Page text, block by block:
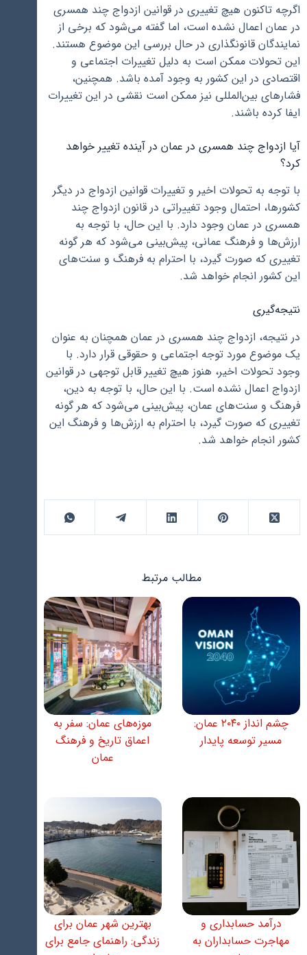
اگرچه تاکنون هیچ تغییری در قوانین ازدواج چند همسری
در عمان اعمال نشده است، اما گفته می‌شود که برخی از
نمایندگان قانونگذاری در حال بررسی این موضوع هستند.
این تحولات ممکن است به دلیل تغییرات اجتماعی و
اقتصادی در این کشور به وجود آمده باشد. همچنین،
فشارهای بین‌المللی نیز ممکن است نقشی در این تغییرات
ایفا کرده باشند.
آیا ازدواج چند همسری در عمان در آینده تغییر خواهد
کرد؟
با توجه به تحولات اخیر و تغییرات قوانین ازدواج در دیگر
کشورها، احتمال وجود تغییراتی در قانون ازدواج چند
همسری در عمان وجود دارد. با این حال، با توجه به
ارزش‌ها و فرهنگ عمانی، پیش‌بینی می‌شود که هر گونه
تغییری که صورت گیرد، با احترام به فرهنگ و سنت‌های
این کشور انجام خواهد شد.
نتیجه‌گیری
در نتیجه، ازدواج چند همسری در عمان همچنان به عنوان
یک موضوع مورد توجه اجتماعی و حقوقی قرار دارد. با
وجود تحولات اخیر، هنوز هیچ تغییر قابل توجهی در قوانین
ازدواج اعمال نشده است. با این حال، با توجه به دین،
فرهنگ و سنت‌های عمان، پیش‌بینی می‌شود که هر گونه
تغییری که صورت گیرد، با احترام به ارزش‌ها و فرهنگ این
کشور انجام خواهد شد.
مطالب مرتبط
چشم‌ انداز ۲۰۴۰ عمان:
مسیر توسعه پایدار
موزه‌های عمان: سفر به
اعماق تاریخ و فرهنگ
عمان
درآمد حسابداری و
مهاجرت حسابداران به
بهترین شهر عمان برای
زندگی: راهنمای جامع برای